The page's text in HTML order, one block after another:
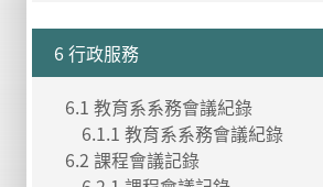
6 行政服務
6.1 教育系系務會議紀錄
6.1.1 教育系系務會議紀錄
6.2 課程會議記錄